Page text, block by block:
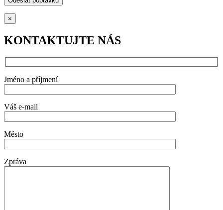
×
KONTAKTUJTE NÁS
Jméno a příjmení
Váš e-mail
Město
Zpráva